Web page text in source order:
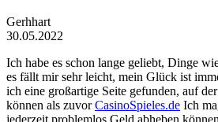
Gerhhart
30.05.2022
Ich habe es schon lange geliebt, Dinge
es fällt mir sehr leicht, mein Glück ist
ich eine großartige Seite gefunden, auf
können als zuvorCasinoSpieles.de Ich
jederzeit problemlos Geld abheben